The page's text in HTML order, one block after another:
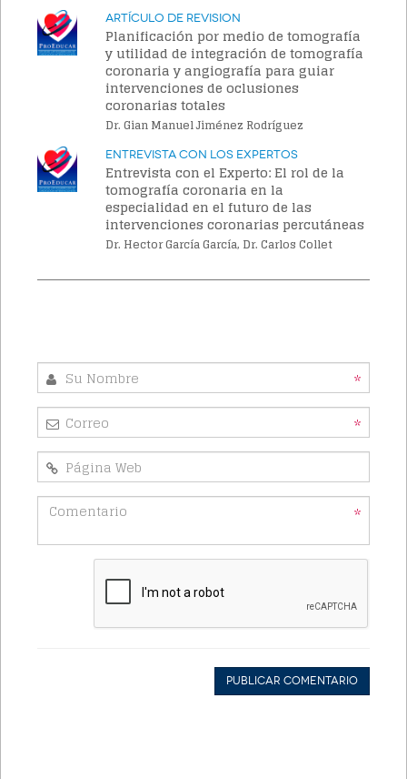
Artículo de Revision
Planificación por medio de tomografía
y utilidad de integración de tomografía
coronaria y angiografía para guiar
intervenciones de oclusiones
coronarias totales
Dr. Gian Manuel Jiménez Rodríguez
Entrevista con los Expertos
Entrevista con el Experto: El rol de la
tomografía coronaria en la
especialidad en el futuro de las
intervenciones coronarias percutáneas
Dr. Hector García García, Dr. Carlos Collet
*
*
*
Publicar Comentario